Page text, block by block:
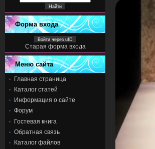
Форма входа
Войти через uID
Старая форма входа
Меню сайта
Главная страница
Каталог статей
Информация о сайте
Форум
Гостевая книга
Обратная связь
Каталог файлов